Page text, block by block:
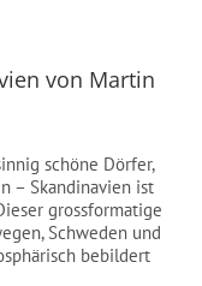
von Martin
schöne Dörfer,
– Skandinavien ist
grossformatige
Schweden und
bebildert